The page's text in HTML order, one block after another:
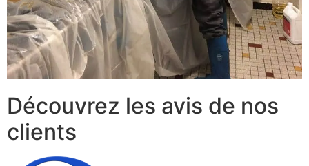
Découvrez les avis de nos
clients